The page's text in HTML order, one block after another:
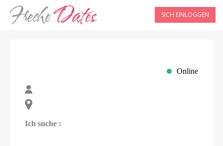
SICH EINLOGGEN
Online
Ich suche :